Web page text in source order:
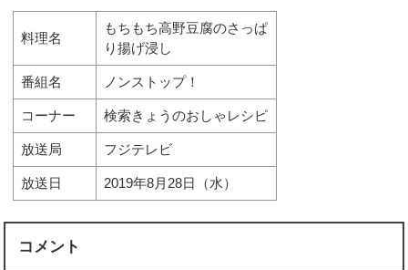
料理名
もちもち高野豆腐のさっぱ
り揚げ浸し
番組名 ノンストップ！
コーナー 検索きょうのおしゃレシピ
放送局 フジテレビ
放送日 2019年8月28日（水）
コメント